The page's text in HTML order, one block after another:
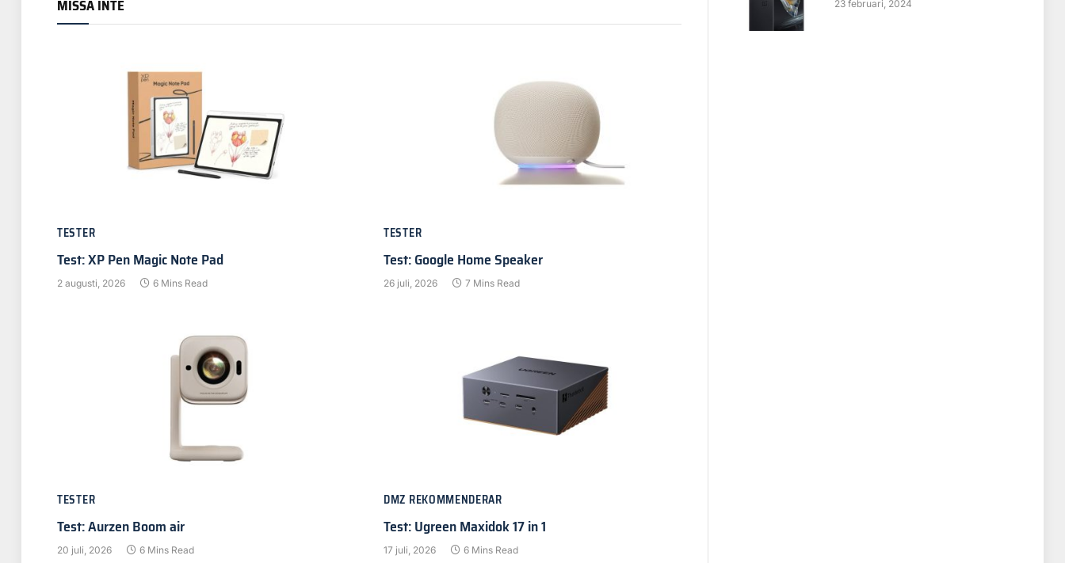
MISSA INTE
TESTER
Test: XP Pen Magic Note Pad
2 augusti, 2026 6 Mins Read
TESTER
Test: Google Home Speaker
26 juli, 2026 7 Mins Read
TESTER
Test: Aurzen Boom air
20 juli, 2026 6 Mins Read
DMZ REKOMMENDERAR
Test: Ugreen Maxidok 17 in 1
17 juli, 2026 6 Mins Read
23 februari, 2024